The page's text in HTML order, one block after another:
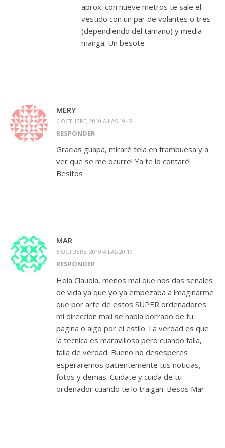
aprox. con nueve metros te sale el
vestido con un par de volantes o tres
(dependiendo del tamaño) y media
manga. Un besote
MERY
6 OCTUBRE, 2010 A LAS 19:48
RESPONDER
Gracias guapa, miraré tela en frambuesa y a
ver que se me ocurre! Ya te lo contaré!
Besitos
MAR
6 OCTUBRE, 2010 A LAS 20:19
RESPONDER
Hola Claudia, menos mal que nos das senales
de vida ya que yo ya empezaba a imaginarme
que por arte de estos SUPER ordenadores
mi direccion mail se habia borrado de tu
pagina o algo por el estilo. La verdad es que
la tecnica es maravillosa pero cuando falla,
falla de verdad. Bueno no desesperes
esperaremos pacientemente tus noticias,
fotos y demas. Cuidate y cuida de tu
ordenador cuando te lo traigan. Besos Mar